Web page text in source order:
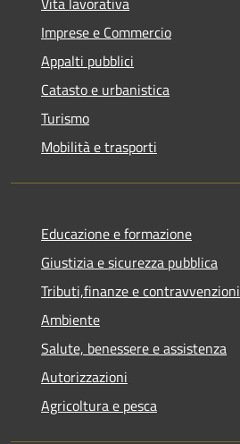
Imprese e Commercio
Appalti pubblici
Catasto e urbanistica
Turismo
Mobilità e trasporti
Educazione e formazione
Giustizia e sicurezza pubblica
Tributi,finanze e contravvenzioni
Ambiente
Salute, benessere e assistenza
Autorizzazioni
Agricoltura e pesca